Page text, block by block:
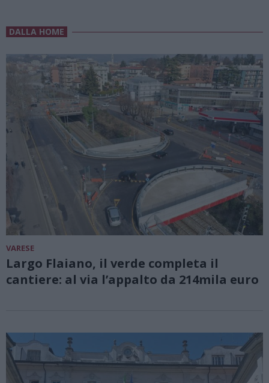
DALLA HOME
VARESE
Largo Flaiano, il verde completa il
cantiere: al via l’appalto da 214mila euro